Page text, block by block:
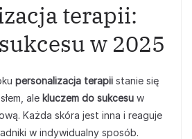
terapii:
w 2025
personalizacja terapii stanie się
ale kluczem do sukcesu w
Każda skóra jest inna i reaguje
w indywidualny sposób.